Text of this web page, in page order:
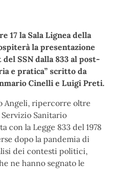
17la Sala Lignea della
la presentazione
SSN dalla 833 al post-
e pratica” scritto da
Cinelli e Luigi Preti.
Angeli, ripercorre oltre
Sanitario
con la Legge 833 del 1978
dopo la pandemia di
dei contesti politici,
ne hanno segnato le